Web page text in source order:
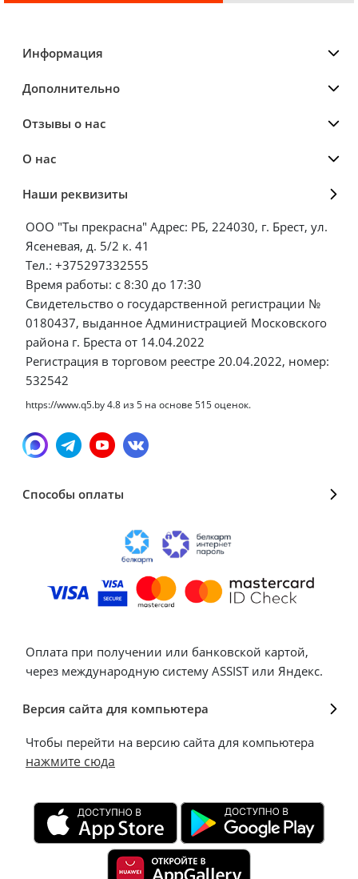
Информация
Дополнительно
Отзывы о нас
О нас
Наши реквизиты
ООО "Ты прекрасна" Адрес: РБ, 224030, г. Брест, ул.
Ясеневая, д. 5/2 к. 41
Тел.: +375297332555
Время работы: с 8:30 до 17:30
Свидетельство о государственной регистрации №
0180437, выданное Администрацией Московского
района г. Бреста от 14.04.2022
Регистрация в торговом реестре 20.04.2022, номер:
532542
https://www.q5.by4.8 из5 на основе 515оценок.
Способы оплаты
Оплата при получении или банковской картой,
через международную систему ASSIST или Яндекс.
Версия сайта для компьютера
Чтобы перейти на версию сайта для компьютера
нажмите сюда